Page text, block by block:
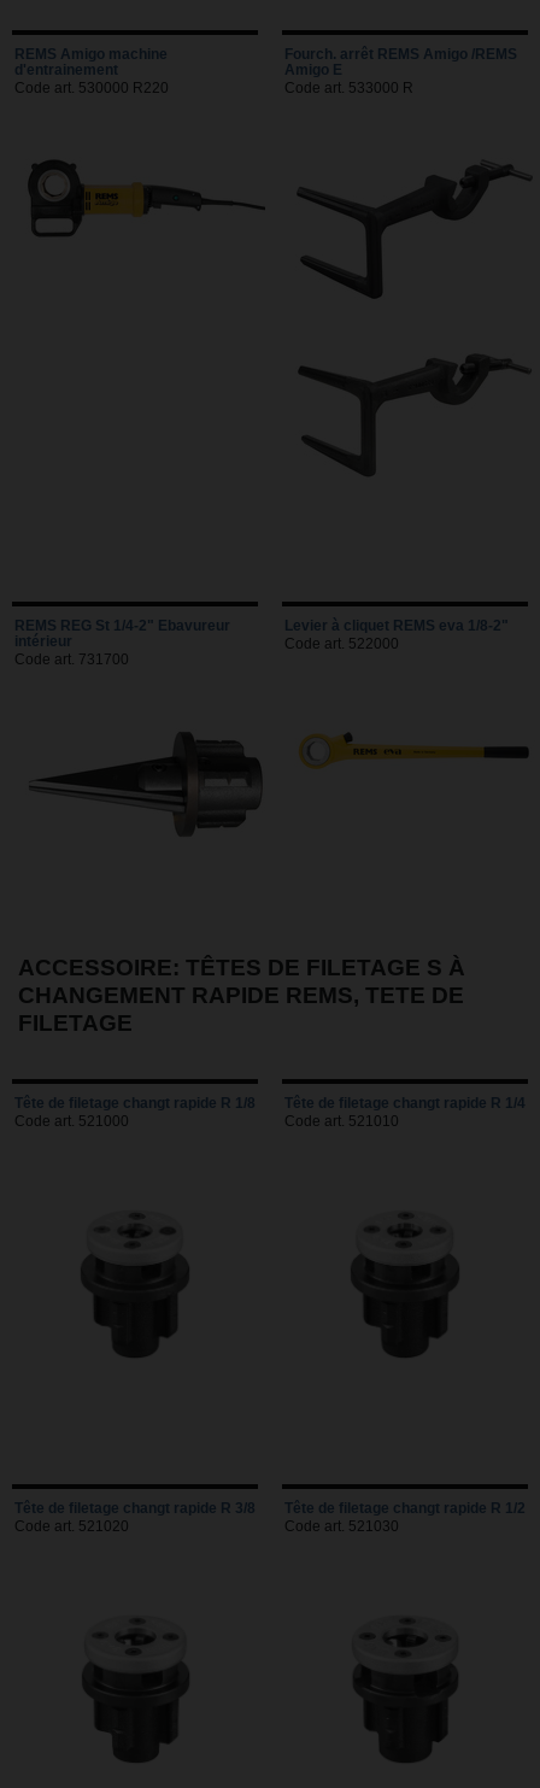
REMS Amigo machine
d'entrainement
Code art. 530000 R220
Fourch. arrêt REMS Amigo /REMS
Amigo E
Code art. 533000 R
REMS REG St 1/4-2" Ebavureur
intérieur
Code art. 731700
Levier à cliquet REMS eva 1/8-2"
Code art. 522000
ACCESSOIRE: TÊTES DE FILETAGE S À
CHANGEMENT RAPIDE REMS, TETE DE
FILETAGE
Tête de filetage changt rapide R 1/8
Code art. 521000
Tête de filetage changt rapide R 1/4
Code art. 521010
Tête de filetage changt rapide R 3/8
Code art. 521020
Tête de filetage changt rapide R 1/2
Code art. 521030